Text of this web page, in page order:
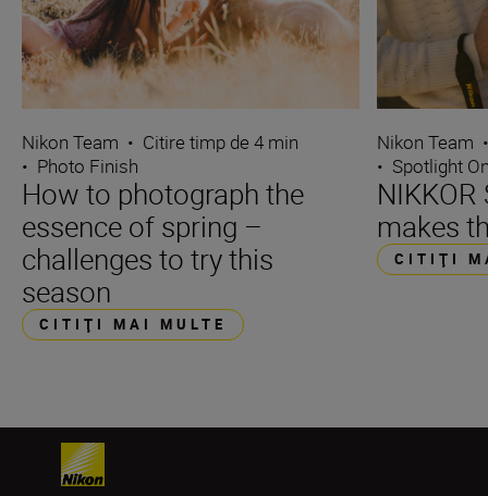
Nikon Team • Citire timp de 4 min
• Photo Finish
How to photograph the
essence of spring –
challenges to try this
season
CITIŢI MAI MULTE
Nikon Team
• Spotlight
makes
CITIŢI